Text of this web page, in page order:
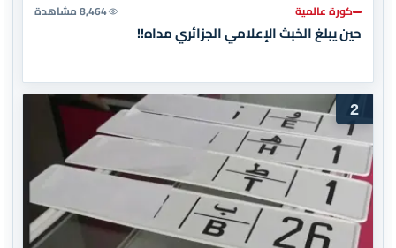
كورة عالمية 8,464 مشاهدة
حين يبلغ الخبث الإعلامي الجزائري مداه!!
2